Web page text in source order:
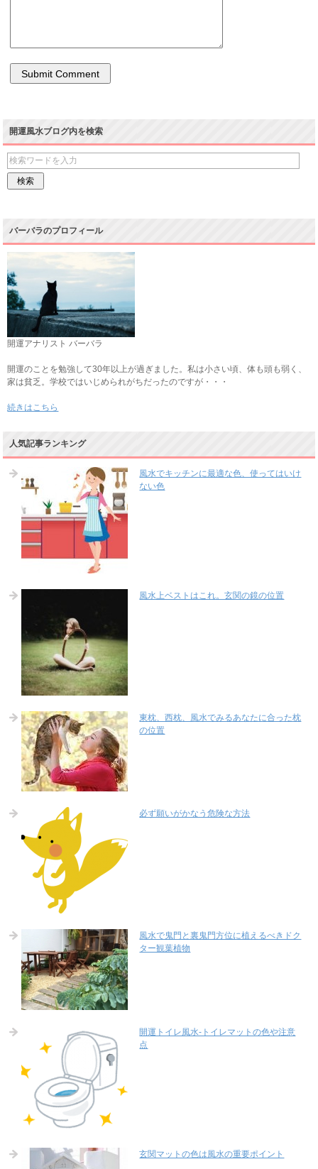
開運風水ブログ内を検索
バーバラのプロフィール
開運アナリスト バーバラ
開運のことを勉強して30年以上が過ぎました。私は小さい頃、体も頭も弱く、
家は貧乏。学校ではいじめられがちだったのですが・・・
続きはこちら
人気記事ランキング
風水でキッチンに最適な色、使ってはいけ
ない色
風水上ベストはこれ。玄関の鏡の位置
東枕、西枕、風水でみるあなたに合った枕
の位置
必ず願いがかなう危険な方法
風水で鬼門と裏鬼門方位に植えるべきドク
ター観葉植物
開運トイレ風水-トイレマットの色や注意
点
玄関マットの色は風水の重要ポイント